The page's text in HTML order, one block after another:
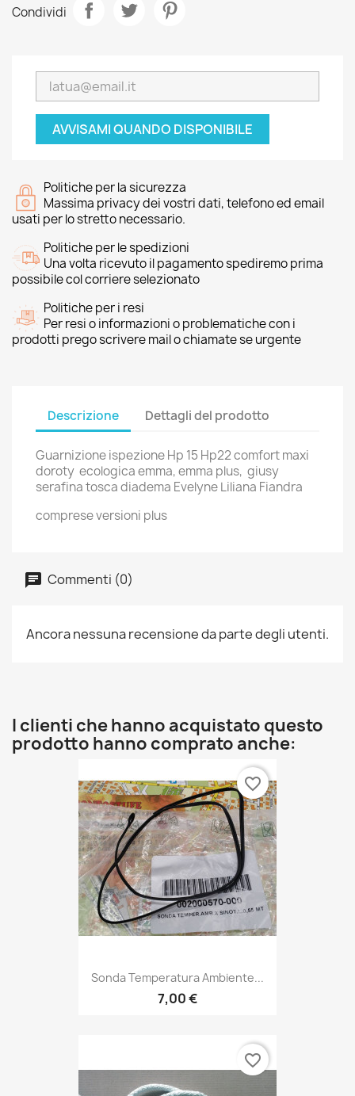
Condividi
AVVISAMI QUANDO DISPONIBILE
Politiche per la sicurezza
Massima privacy dei vostri dati, telefono ed email
usati per lo stretto necessario.
Politiche per le spedizioni
Una volta ricevuto il pagamento spediremo prima
possibile col corriere selezionato
Politiche per i resi
Per resi o informazioni o problematiche con i
prodotti prego scrivere mail o chiamate se urgente
Descrizione Dettagli del prodotto
Guarnizione ispezione Hp 15 Hp22 comfort maxi
doroty ecologica emma, emma plus, giusy
serafina tosca diadema Evelyne Liliana Fiandra
comprese versioni plus
Commenti (0)
Ancora nessuna recensione da parte degli utenti.
I clienti che hanno acquistato questo
prodotto hanno comprato anche:
Sonda Temperatura Ambiente...
7,00 €
favorite_border
favorite_border